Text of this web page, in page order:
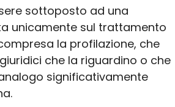
sottoposto ad una
unicamente sul trattamento
la profilazione, che
che la riguardino o che
significativamente